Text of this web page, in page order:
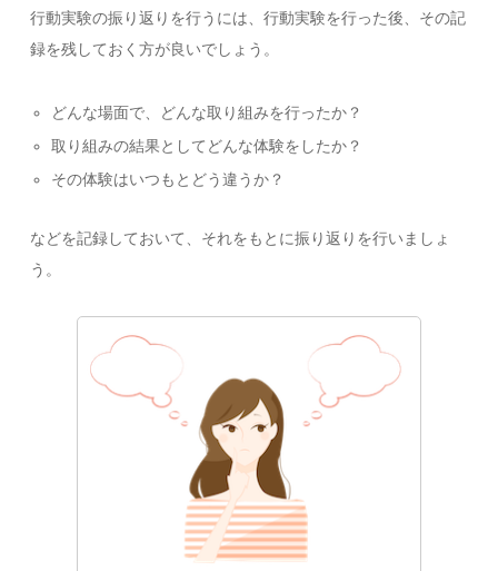
行動実験の振り返りを行うには、行動実験を行った後、その記
録を残しておく方が良いでしょう。
どんな場面で、どんな取り組みを行ったか？
取り組みの結果としてどんな体験をしたか？
その体験はいつもとどう違うか？
などを記録しておいて、それをもとに振り返りを行いましょ
う。